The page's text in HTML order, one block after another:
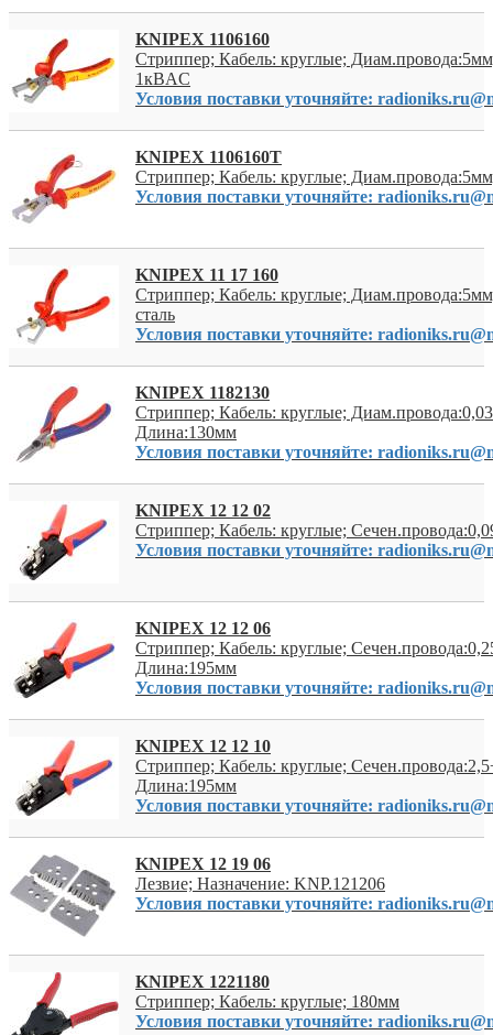
KNIPEX 1106160
Стриппер; Кабель: круглые;
1кВAC
Условия поставки уточняйте:
KNIPEX 1106160T
Стриппер; Кабель: круглые;
Условия поставки уточняйте:
KNIPEX 11 17 160
Стриппер; Кабель: круглые;
сталь
Условия поставки уточняйте:
KNIPEX 1182130
Стриппер; Кабель: круглые;
Длина:130мм
Условия поставки уточняйте:
KNIPEX 12 12 02
Стриппер; Кабель: круглые;
Условия поставки уточняйте:
KNIPEX 12 12 06
Стриппер; Кабель: круглые;
Длина:195мм
Условия поставки уточняйте:
KNIPEX 12 12 10
Стриппер; Кабель: круглые;
Длина:195мм
Условия поставки уточняйте:
KNIPEX 12 19 06
Лезвие; Назначение: KNP.121206
Условия поставки уточняйте:
KNIPEX 1221180
Стриппер; Кабель: круглые; 180мм
Условия поставки уточняйте: